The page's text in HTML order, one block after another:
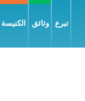
وثائق تبرع